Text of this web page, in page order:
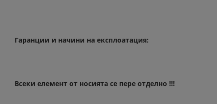
Гаранции и начини на експлоатация:
Всеки елемент от носията се пере отделно !!!